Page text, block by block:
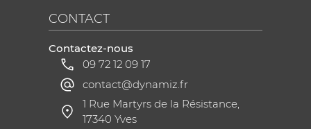
CONTACT
Contactez-nous
09 72 12 09 17
contact@dynamiz.fr
1 Rue Martyrs de la Résistance,
17340 Yves